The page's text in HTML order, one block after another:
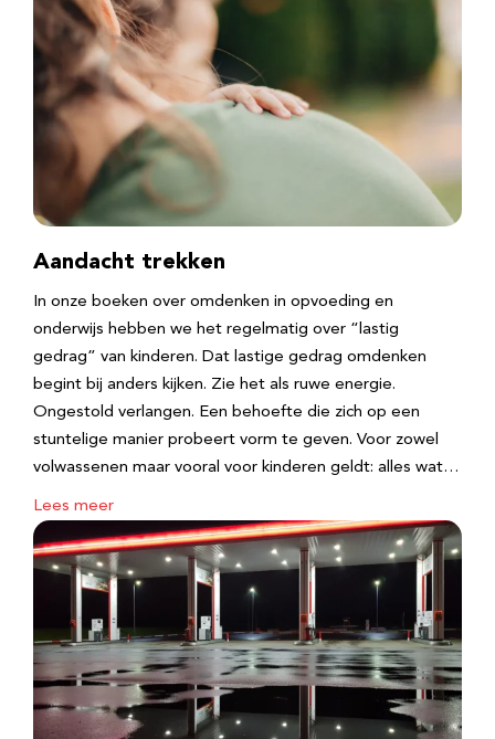
Aandacht trekken
In onze boeken over omdenken in opvoeding en
onderwijs hebben we het regelmatig over “lastig
gedrag” van kinderen. Dat lastige gedrag omdenken
begint bij anders kijken. Zie het als ruwe energie.
Ongestold verlangen. Een behoefte die zich op een
stuntelige manier probeert vorm te geven. Voor zowel
volwassenen maar vooral voor kinderen geldt: alles wat…
Lees meer